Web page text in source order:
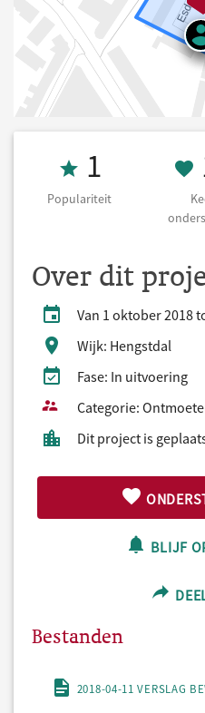
1
Populariteit
Over dit
Van 1 oktober 2018
Wijk: Hengstdal
Fase: In uitvoering
Categorie:
Dit project is
BLIJF
Bestanden
2018-04-11 VERSLAG